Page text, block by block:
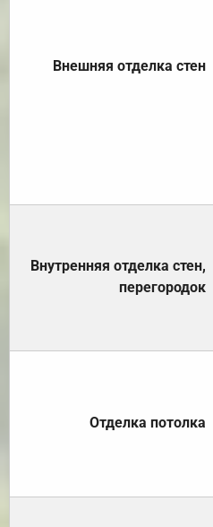
Внешняя отделка стен
Внутренняя отделка стен,
перегородок
Отделка потолка